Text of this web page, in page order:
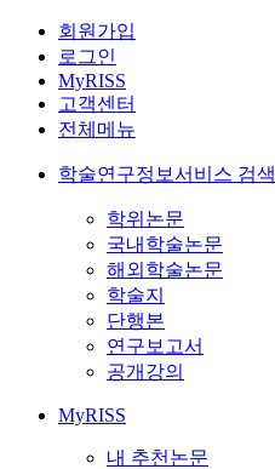
회원가입
로그인
MyRISS
고객센터
전체메뉴
학술연구정보서비스 검색
학위논문
국내학술논문
해외학술논문
학술지
단행본
연구보고서
공개강의
MyRISS
내 추천논문